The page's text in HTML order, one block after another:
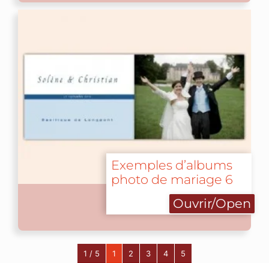
Exemples d’albums
photo de mariage 6
Ouvrir/Open
1 / 5 1 2 3 4 5